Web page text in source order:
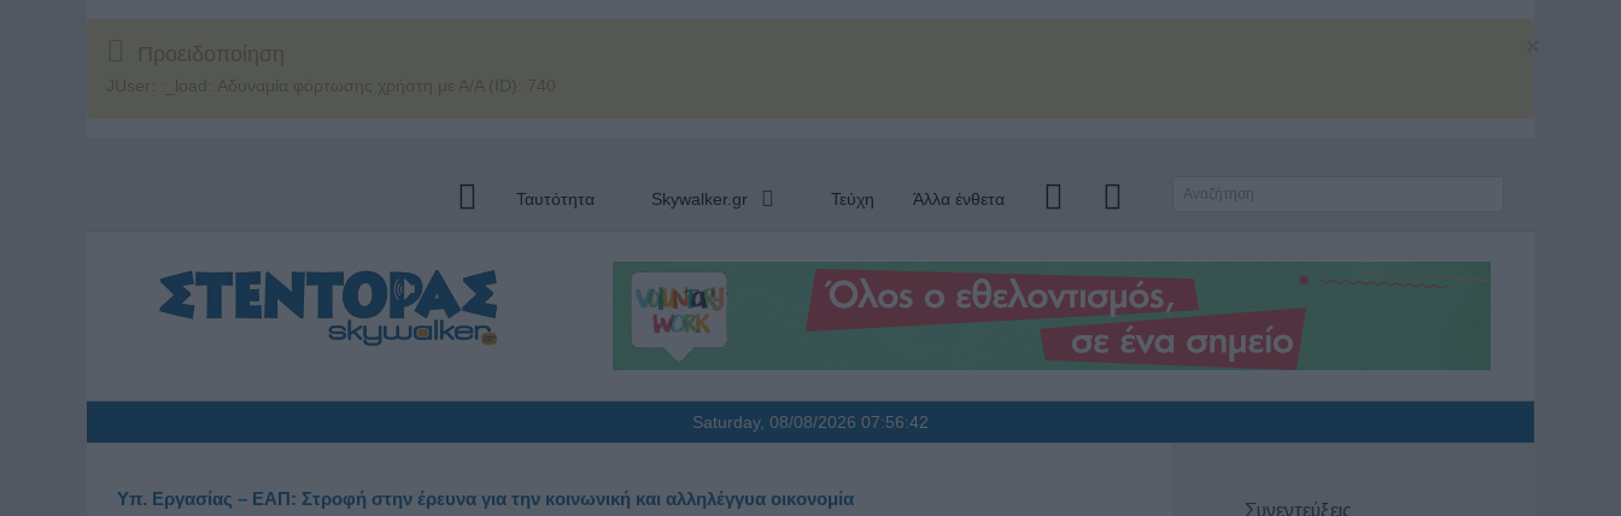
Προειδοποίηση
JUser: :_load: Αδυναμία φόρτωσης χρήστη με Α/Α (ID): 740
Ταυτότητα Skywalker.gr Τεύχη Άλλα ένθετα
Saturday, 08/08/2026 07:56:43
Υπ. Εργασίας – ΕΑΠ: Στροφή στην έρευνα για την κοινωνική και αλληλέγγυα οικονομία
Συνεντεύξεις